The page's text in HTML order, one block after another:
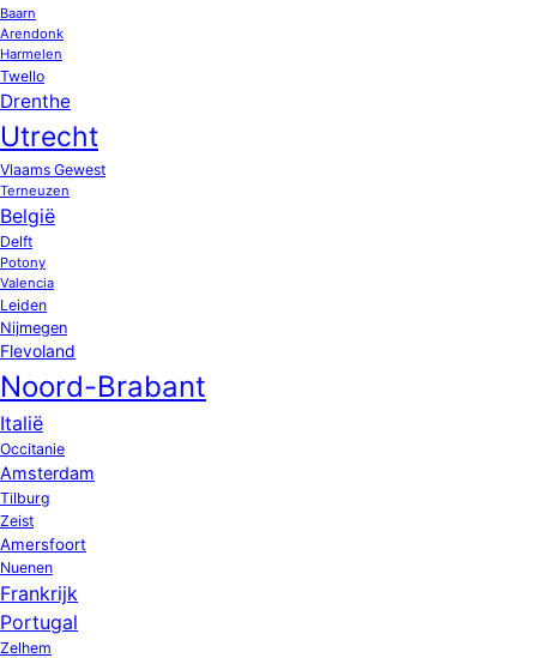
Baarn
Arendonk
Harmelen
Twello
Drenthe
Utrecht
Vlaams Gewest
Terneuzen
België
Delft
Potony
Valencia
Leiden
Nijmegen
Flevoland
Noord-Brabant
Italië
Occitanie
Amsterdam
Tilburg
Zeist
Amersfoort
Nuenen
Frankrijk
Portugal
Zelhem